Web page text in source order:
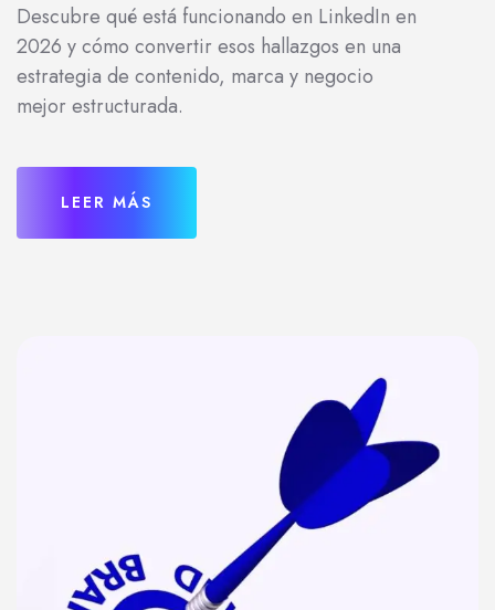
Descubre qué está funcionando en LinkedIn en
2026 y cómo convertir esos hallazgos en una
estrategia de contenido, marca y negocio
mejor estructurada.
LEER MÁS